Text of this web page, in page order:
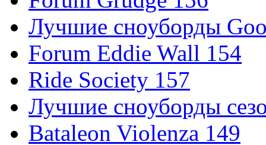
Лучшие сноуборды
Forum Eddie Wall 154
Ride Society 157
Лучшие сноуборды
Bataleon Violenza 149